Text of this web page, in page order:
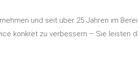
und seit über 25 Jahren im
konkret zu verbessern – Sie leisten